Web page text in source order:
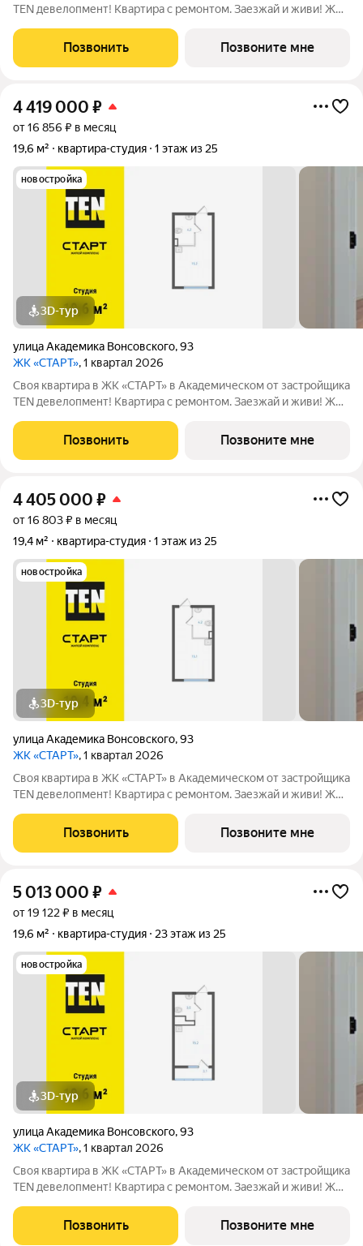
TEN девелопмент! Квартира с ремонтом. Заезжай и живи! ЖК
района в границах улиц Вильгельма де Геннина - Краснолесья -
Очеретина -
Позвонить Позвоните мне
4 419 000 ₽
от 16 856 ₽ в месяц
19,6 м²
квартира-студия 1 этаж из 25
новостройка
3D-тур
улица Академика Вонсовского,93
ЖК «СТАРТ», 1 квартал 2026
Своя квартира в ЖК «СТАРТ» в Академическом от застройщика
TEN девелопмент! Квартира с ремонтом. Заезжай и живи! ЖК
района в границах улиц Вильгельма де Геннина - Краснолесья -
Очеретина -
Позвонить Позвоните мне
4 405 000 ₽
от 16 803 ₽ в месяц
19,4 м²
квартира-студия 1 этаж из 25
новостройка
3D-тур
улица Академика Вонсовского,93
ЖК «СТАРТ», 1 квартал 2026
Своя квартира в ЖК «СТАРТ» в Академическом от застройщика
TEN девелопмент! Квартира с ремонтом. Заезжай и живи! ЖК
района в границах улиц Вильгельма де Геннина - Краснолесья -
Очеретина -
Позвонить Позвоните мне
5 013 000 ₽
от 19 122 ₽ в месяц
19,6 м²
квартира-студия 23 этаж из 25
новостройка
3D-тур
улица Академика Вонсовского,93
ЖК «СТАРТ», 1 квартал 2026
Своя квартира в ЖК «СТАРТ» в Академическом от застройщика
TEN девелопмент! Квартира с ремонтом. Заезжай и живи! ЖК
района в границах улиц Вильгельма де Геннина - Краснолесья -
Очеретина -
Позвонить Позвоните мне